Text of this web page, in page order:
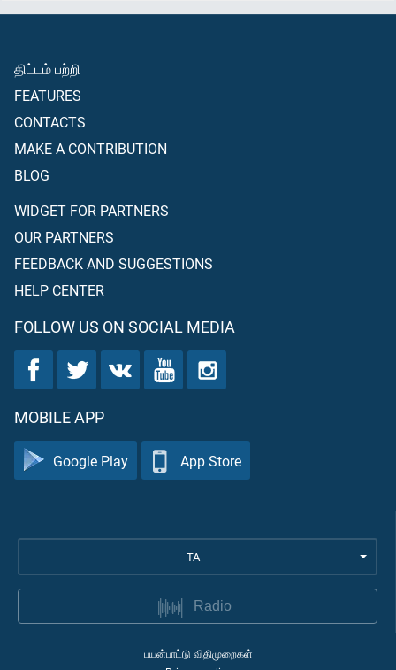
திட்டம் பற்றி
FEATURES
CONTACTS
MAKE A CONTRIBUTION
BLOG
WIDGET FOR PARTNERS
OUR PARTNERS
FEEDBACK AND SUGGESTIONS
HELP CENTER
FOLLOW US ON SOCIAL MEDIA
MOBILE APP
Google Play App Store
TA
Radio
பயன்பாட்டு விதிமுறைகள்